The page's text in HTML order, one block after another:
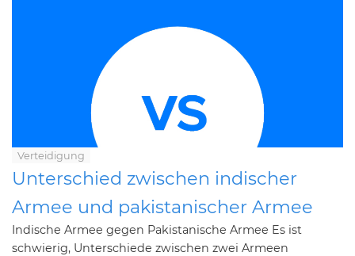
Verteidigung
Unterschied zwischen indischer
Armee und pakistanischer Armee
Indische Armee gegen Pakistanische Armee Es ist
schwierig, Unterschiede zwischen zwei Armeen